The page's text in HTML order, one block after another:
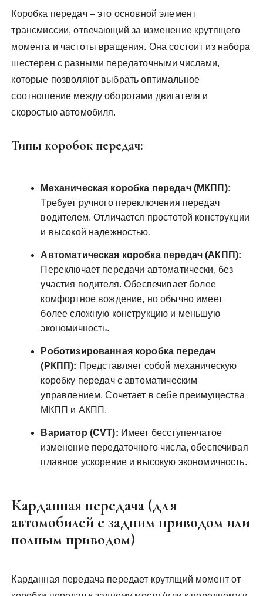
Коробка передач – это основной элемент
трансмиссии, отвечающий за изменение крутящего
момента и частоты вращения. Она состоит из набора
шестерен с разными передаточными числами,
которые позволяют выбрать оптимальное
соотношение между оборотами двигателя и
скоростью автомобиля.
Типы коробок передач:
Механическая коробка передач (МКПП):
Требует ручного переключения передач
водителем. Отличается простотой конструкции
и высокой надежностью.
Автоматическая коробка передач (АКПП):
Переключает передачи автоматически, без
участия водителя. Обеспечивает более
комфортное вождение, но обычно имеет
более сложную конструкцию и меньшую
экономичность.
Роботизированная коробка передач
(РКПП): Представляет собой механическую
коробку передач с автоматическим
управлением. Сочетает в себе преимущества
МКПП и АКПП.
Вариатор (CVT): Имеет бесступенчатое
изменение передаточного числа, обеспечивая
плавное ускорение и высокую экономичность.
Карданная передача (для
автомобилей с задним приводом или
полным приводом)
Карданная передача передает крутящий момент от